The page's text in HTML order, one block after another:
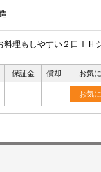
理もしやすい２口ＩＨ
保証金 償却 お気
- - お気